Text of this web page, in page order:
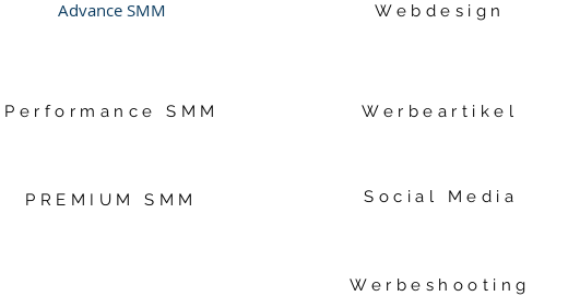
Advance SMM
Performance SMM
PREMIUM SMM
Webdesign
Werbeartikel
Social Media
Werbeshooting